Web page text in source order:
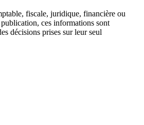
fiscale, juridique, financière ou
ces informations sont
décisions prises sur leur seul